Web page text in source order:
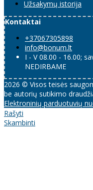
Užsakymų istorija
Kontaktai
+37067305898
info@bonum.lt
I - V 08.00 - 16.00;
NEDIRBAME
2026 © Visos teisės
be autorių sutikimo
Elektroninių parduotuvių
Rašyti
Skambinti